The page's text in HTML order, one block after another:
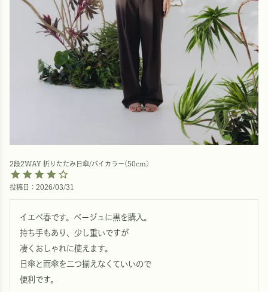
2段2WAY 折りたたみ日傘/バイカラー(50cm)
投稿日 2026/03/31
イエベ春です。ベージュに黒を購入。
持ち手もあり、少し重いですが
凄くおしゃれに使えます。
日傘と雨傘を二つ揃えなくていいので
便利です。